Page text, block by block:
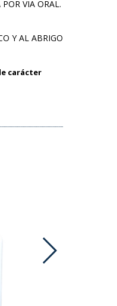
VIA ORAL.
Y AL ABRIGO
carácter